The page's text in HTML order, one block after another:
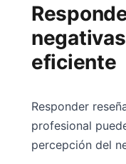
eficiente
Responder
profesional
percepción del